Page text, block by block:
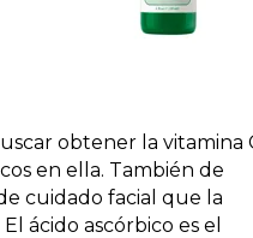
obtener la vitamina
en ella. También de
cuidado facial que la
ácido ascórbico es el